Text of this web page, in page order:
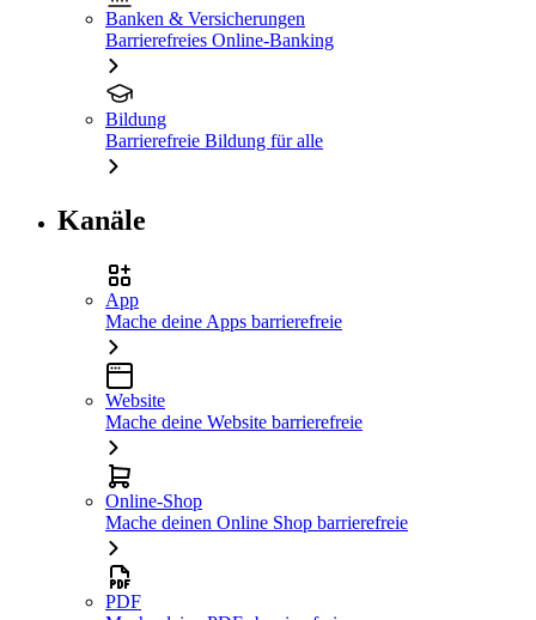
Banken & Versicherungen
Barrierefreies Online-Banking
Bildung
Barrierefreie Bildung für alle
Kanäle
App
Mache deine Apps barrierefreie
Website
Mache deine Website barrierefreie
Online-Shop
Mache deinen Online Shop barrierefreie
PDF